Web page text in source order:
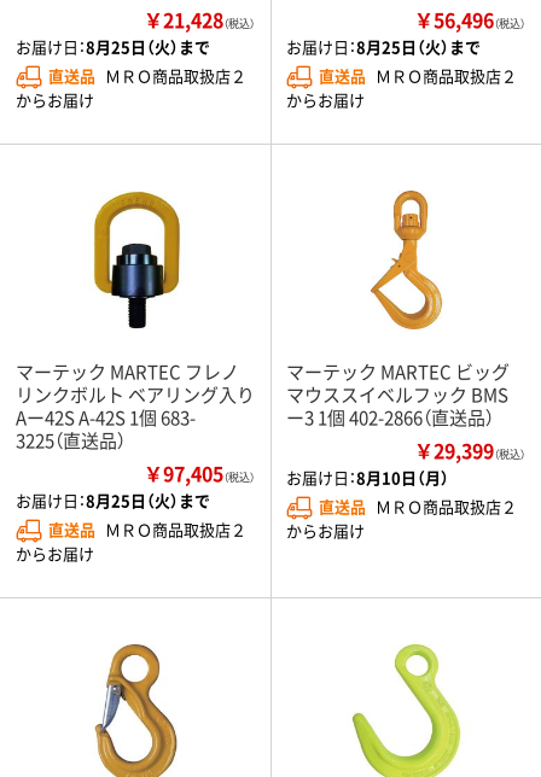
￥21,428（税込）
お届け日：8月25日（火）まで
直送品 ＭＲＯ商品取扱店２
からお届け
￥56,496（税込）
お届け日：8月25日（火）まで
直送品 ＭＲＯ商品取扱店２
からお届け
マーテック MARTEC フレノ
リンクボルト ベアリング入り
Aー42S A-42S 1個 683-
3225（直送品）
￥97,405（税込）
お届け日：8月25日（火）まで
直送品 ＭＲＯ商品取扱店２
からお届け
マーテック MARTEC ビッグ
マウススイベルフック BMS
ー3 1個 402-2866（直送品）
￥29,399（税込）
お届け日：8月10日（月）
直送品 ＭＲＯ商品取扱店２
からお届け